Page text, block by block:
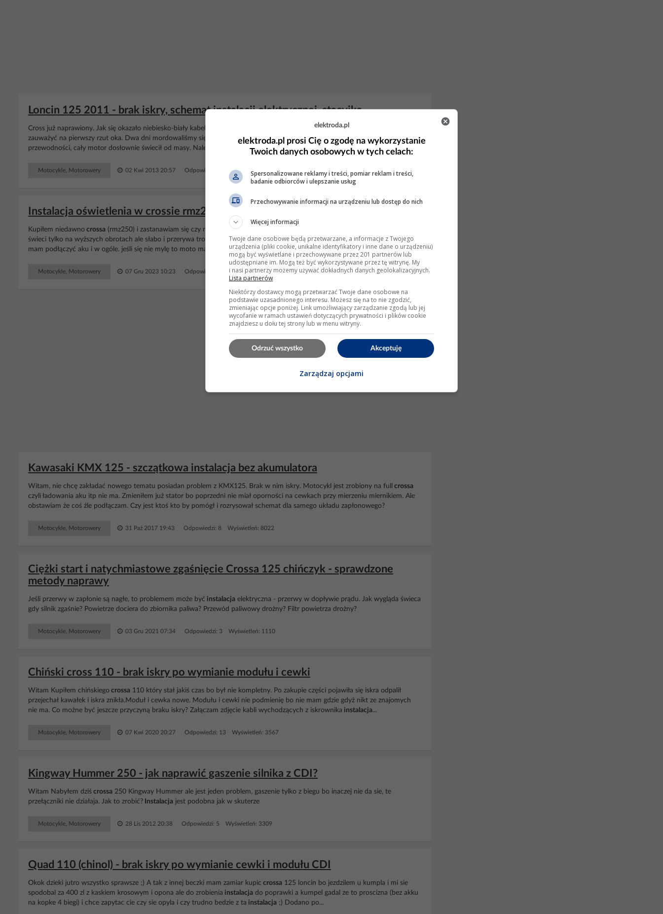
Loncin 125 2011 - brak iskry, schemat instalacji elektrycznej, stacyjka
Cross już naprawiony. Jak się okazało niebiesko-biały kabel był delikatnie wypięty, po prostu nie łączył, czego nie dało się
zauważyć na pierwszy rzut oka. Dwa dni mordowaliśmy się dosłownie z trzema kablami, rozkręcanie iskrownika, sprawdzanie
przewodności, cały motor dosłownie świecił od masy. Należało sprawdzić niebiesko-biały kabel biegnący od iskrownika...
Motocykle, Motorowery 02 Kwi 2013 20:57 Odpowiedzi: 4 Wyświetleń: 21990
Instalacja oświetlenia w crossie rmz250 z wykorzystaniem magneto i aku
Kupiłem niedawno crossa (rmz250) i zastanawiam się czy mogę w nim zrobić jakieś oświetlenie. Aktualnie jest lampa z przodu ale
świeci tylko na wyższych obrotach ale słabo i przerywa trochę. w temacie elektryki jestem kompletnie zielony wiec nie wiem gdzie
mam podłączyć aku i w ogóle. jeśli się nie mylę to moto ma magneto, a nie moge znaleźć schematu...
Motocykle, Motorowery 07 Gru 2023 10:23 Odpowiedzi: 4 Wyświetleń: 573
REKLAMA
Kawasaki KMX 125 - szczątkowa instalacja bez akumulatora
Witam, nie chcę zakładać nowego tematu posiadan problem z KMX125. Brak w nim iskry. Motocykl jest zrobiony na full
crossa
czyli ładowania aku itp nie ma. Zmieniłem już stator bo poprzedni nie miał oporności na cewkach przy mierzeniu miernikiem. Ale
obstawiam że coś źle podłączam. Czy jest ktoś kto by pomógł i rozrysował schemat dla samego układu zapłonowego?
Motocykle, Motorowery 31 Paź 2017 19:43 Odpowiedzi: 8 Wyświetleń: 8022
Ciężki start i natychmiastowe zgaśnięcie Crossa 125 chińczyk - sprawdzone
metody naprawy
Jeśli przerwy w zapłonie są nagłe, to problemem może być instalacja elektryczna - przerwy w dopływie prądu. Jak wygląda świeca
gdy silnik zgaśnie? Powietrze dociera do zbiornika paliwa? Przewód paliwowy drożny? Filtr powietrza drożny?
Motocykle, Motorowery 03 Gru 2021 07:34 Odpowiedzi: 3 Wyświetleń: 1110
Chiński cross 110 - brak iskry po wymianie modułu i cewki
Witam Kupiłem chińskiego crossa 110 który stał jakiś czas bo był nie kompletny. Po zakupie części pojawiła się iskra odpalił
przejechał kawałek i iskra znikła.Moduł i cewka nowe. Modułu i cewki nie podmienię bo nie mam gdzie gdyż nikt ze znajomych
nie ma. Co możne być jeszcze przyczyną braku iskry? Załączam zdjęcie kabli wychodzących z iskrownika instalacja...
Motocykle, Motorowery 07 Kwi 2020 20:27 Odpowiedzi: 13 Wyświetleń: 3567
Kingway Hummer 250 - jak naprawić gaszenie silnika z CDI?
Witam Nabyłem dziś crossa 250 Kingway Hummer ale jest jeden problem, gaszenie tylko z biegu bo inaczej nie da sie, te
przełączniki nie działaja. Jak to zrobić? Instalacja jest podobna jak w skuterze
Motocykle, Motorowery 28 Lis 2012 20:38 Odpowiedzi: 5 Wyświetleń: 3309
Quad 110 (chinol) - brak iskry po wymianie cewki i modułu CDI
Okok dzieki jutro wszystko sprawsze ;) A tak z innej beczki mam zamiar kupic crossa 125 loncin bo jezdzilem u kumpla i mi sie
spodobal za 400 zl z kaskiem krosowym i opona ale do zrobienia instalacja do poprawki a kumpel gadal ze to proscizna (bez akku
na kopke 4 biegi) i chce zapytac cie czy sie opyla i czy trudno bedzie z ta instalacja ;) Dodano po...
elektroda.pl
elektroda.pl prosi Cię o zgodę na wykorzystanie
Twoich danych osobowych w tych celach:
Spersonalizowane reklamy i treści, pomiar reklam i treści,
badanie odbiorców i ulepszanie usług
Przechowywanie informacji na urządzeniu lub dostęp do nich
Więcej informacji
Twoje dane osobowe będą przetwarzane, a informacje z Twojego
urządzenia (pliki cookie, unikalne identyfikatory i inne dane o urządzeniu)
mogą być wyświetlane i przechowywane przez 201 partnerów lub
udostępniane im. Mogą też być wykorzystywane przez tę witrynę. My
i nasi partnerzy możemy używać dokładnych danych geolokalizacyjnych.
Lista partnerów
Niektórzy dostawcy mogą przetwarzać Twoje dane osobowe na
podstawie uzasadnionego interesu. Możesz się na to nie zgodzić,
zmieniając opcje poniżej. Link umożliwiający zarządzanie zgodą lub jej
wycofanie w ramach ustawień dotyczących prywatności i plików cookie
znajdziesz u dołu tej strony lub w menu witryny.
Akceptuję
Odrzuć wszystko
Zarządzaj opcjami